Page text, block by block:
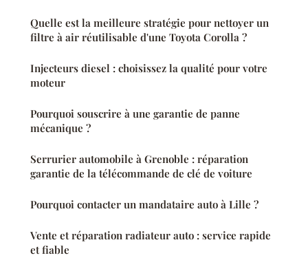
Quelle est la meilleure stratégie pour nettoyer un
filtre à air réutilisable d'une Toyota Corolla ?
Injecteurs diesel : choisissez la qualité pour votre
moteur
Pourquoi souscrire à une garantie de panne
mécanique ?
Serrurier automobile à Grenoble : réparation
garantie de la télécommande de clé de voiture
Pourquoi contacter un mandataire auto à Lille ?
Vente et réparation radiateur auto : service rapide
et fiable